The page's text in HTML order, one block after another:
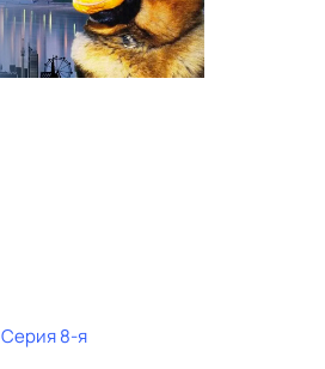
Серия 8-я